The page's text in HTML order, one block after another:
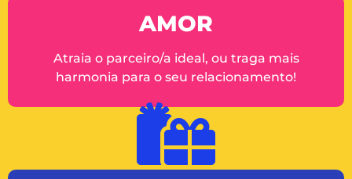
AMOR
Atraia o parceiro/a ideal, ou traga mais
harmonia para o seu relacionamento!